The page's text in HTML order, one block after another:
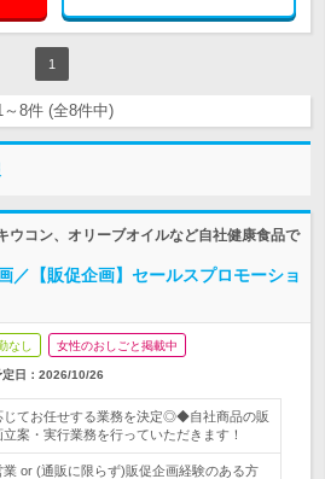
1
～8件 (全8件中)
ウコン、オリーブオイルなど自社健康食品で
／【販促企画】セールスプロモーショ
なし 女性のおしごと掲載中
日： 2026/10/26
てお任せする業務を決定◎◆自社商品の販
案・実行業務を行っていただきます！
or (通販に限らず)販促企画経験のある方